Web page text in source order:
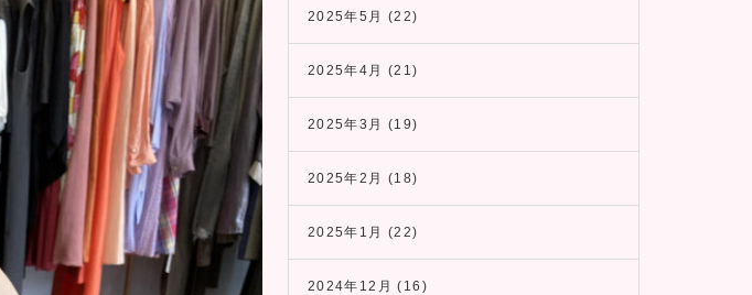
2025年5月 (22)
2025年4月 (21)
2025年3月 (19)
2025年2月 (18)
2025年1月 (22)
2024年12月 (16)